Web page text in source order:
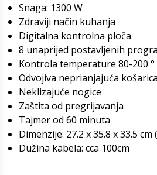
Snaga: 1300 W
Zdraviji način kuhanja
Digitalna kontrolna ploča
8 unaprijed postavljenih
Kontrola temperature 80-200
Odvojiva neprianjajuća
Neklizajuće nogice
Zaštita od pregrijavanja
Tajmer od 60 minuta
Dimenzije: 27.2 x 35.8 x 33.5
Dužina kabela: cca 100cm